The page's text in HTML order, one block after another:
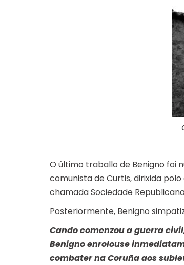
O último traballo de Benigno foi
comunista de Curtis, dirixida
chamada Sociedade
Posteriormente, Benigno
Cando comenzou a guerra
Benigno enrolouse
combater na Coruña aos